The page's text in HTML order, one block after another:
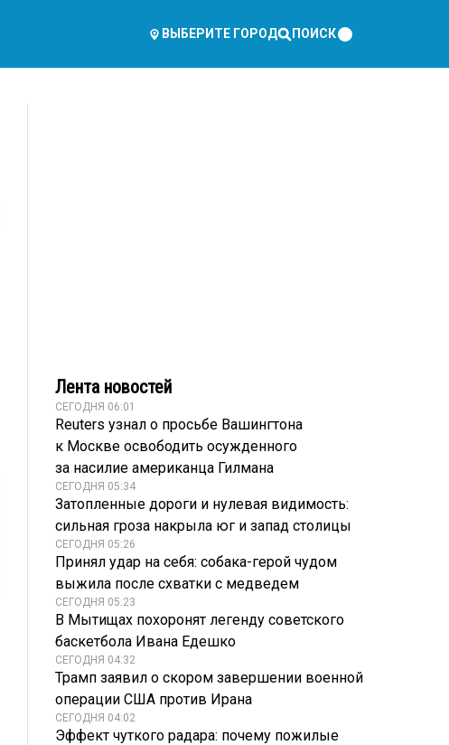
ВЫБЕРИТЕ ГОРОД ПОИСК
Лента новостей
СЕГОДНЯ 06:01
Reuters узнал о просьбе Вашингтона
к Москве освободить осужденного
за насилие американца Гилмана
СЕГОДНЯ 05:34
Затопленные дороги и нулевая видимость:
сильная гроза накрыла юг и запад столицы
СЕГОДНЯ 05:26
Принял удар на себя: собака-герой чудом
выжила после схватки с медведем
СЕГОДНЯ 05:23
В Мытищах похоронят легенду советского
баскетбола Ивана Едешко
СЕГОДНЯ 04:32
Трамп заявил о скором завершении военной
операции США против Ирана
СЕГОДНЯ 04:02
Эффект чуткого радара: почему пожилые